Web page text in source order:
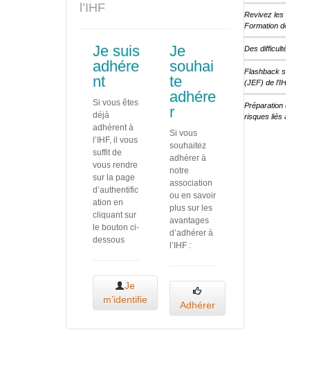
l’IHF
Je suis
adhére
nt
Si vous êtes
déjà
adhérent à
l’IHF, il vous
suffit de
vous rendre
sur la page
d’authentific
ation en
cliquant sur
le bouton ci-
dessous
Je
m’identifie
Je
souhai
te
adhére
r
Si vous
souhaitez
adhérer à
notre
association
ou en savoir
plus sur les
avantages
d’adhérer à
l’IHF :
Adhérer
Revivez les temps
Formation de l’IHF
Des difficultés
Flashback sur les
(JEF) de l’IHF
Préparation des
risques liés au